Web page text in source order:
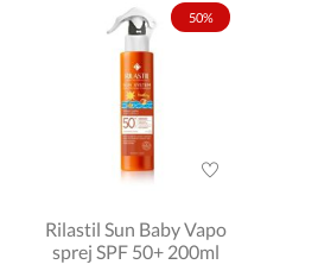
50%
Rilastil Sun Baby Vapo
sprej SPF 50+ 200ml